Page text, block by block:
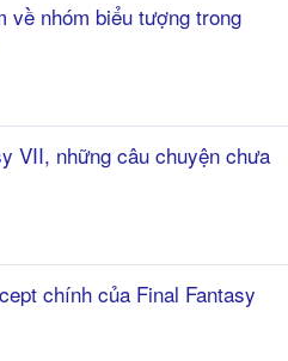
về nhóm biểu tượng trong
VII, những câu chuyện chưa
chính của Final Fantasy